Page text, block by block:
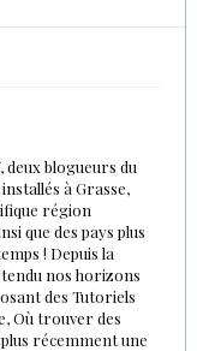
blogueurs du
à Grasse,
région
que des pays plus
! Depuis la
nos horizons
des Tutoriels
Où trouver des
récemment une